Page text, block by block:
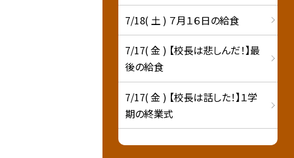
7/18( 土 ) ７月１６日の給食
7/17( 金 ) 【校長は悲しんだ！】最
後の給食
7/17( 金 ) 【校長は話した！】１学
期の終業式